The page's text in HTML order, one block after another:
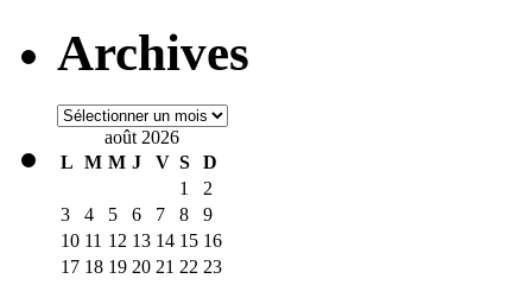
Archives
Archives
août 2026
L M M J V S
D
1
2
3
4 5 6 7 8
9
10 11 12 13 14 15 16
17 18 19 20 21 22 23